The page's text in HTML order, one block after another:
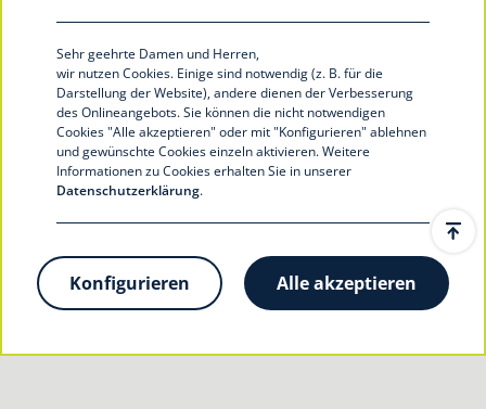
Sehr geehrte Damen und Herren,
wir nutzen Cookies. Einige sind notwendig (z. B. für die
Darstellung der Website), andere dienen der Verbesserung
des Onlineangebots. Sie können die nicht notwendigen
Cookies "Alle akzeptieren" oder mit "Konfigurieren" ablehnen
und gewünschte Cookies einzeln aktivieren. Weitere
Informationen zu Cookies erhalten Sie in unserer
Datenschutzerklärung.
Alle akzeptieren
Konfigurieren
Jetzt Verbundpartner werden
© 2020 Akkurat financial service GmbH